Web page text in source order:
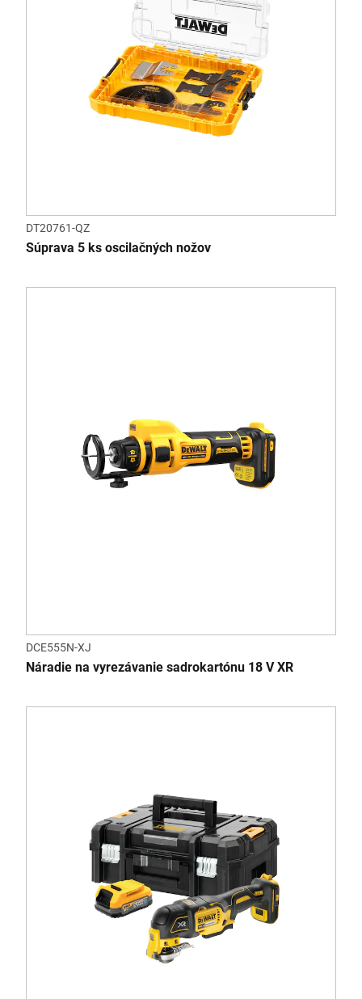
DT20761-QZ
Súprava 5 ks oscilačných nožov
DCE555N-XJ
Náradie na vyrezávanie sadrokartónu 18 V XR